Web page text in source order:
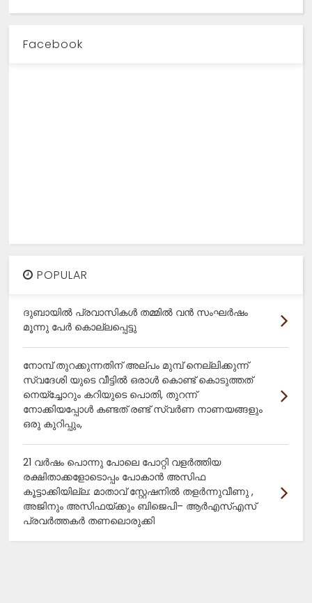
Facebook
POPULAR
ദുബായിൽ പ്രവാസികൾ തമ്മിൽ വൻ സംഘർഷം
മൂന്നു പേർ കൊല്ലപ്പെട്ടു
നോമ്പ് തുറക്കുന്നതിന് അല്പം മുമ്പ് നെല്ലിക്കുന്ന്
സ്വദേശി യുടെ വീട്ടിൽ ഒരാൾ കൊണ്ട് കൊടുത്തത്
നെയ്ച്ചോറും കറിയുടെ പൊതി, തുറന്ന്
നോക്കിയപ്പോൾ കണ്ടത് രണ്ട് സ്വർണ നാണയങ്ങളും
ഒരു കുറിപ്പും,
21 വർഷം പൊന്നു പോലെ പോറ്റി വളർത്തിയ
രക്ഷിതാക്കളോടൊപ്പം പോകാൻ അസിഫ
കൂട്ടാക്കിയില്ല: മാതാവ് സ്റ്റേഷനിൽ തളർന്നുവീണു ,
അജിനും അസിഫയ്ക്കും ബിജെപി– ആർഎസ്എസ്
പ്രവർത്തകർ തണലൊരുക്കി